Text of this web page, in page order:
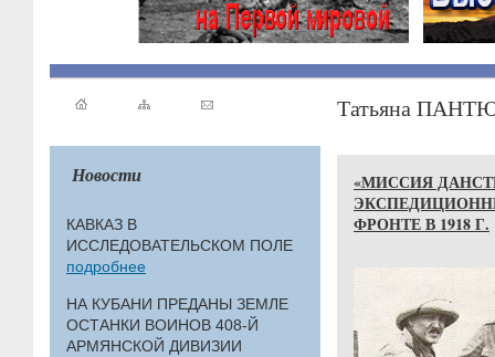
Новости
КАВКАЗ В
ИССЛЕДОВАТЕЛЬСКОМ ПОЛЕ
подробнее
НА КУБАНИ ПРЕДАНЫ ЗЕМЛЕ
ОСТАНКИ ВОИНОВ 408-Й
АРМЯНСКОЙ ДИВИЗИИ
Татьяна
«МИССИЯ
ФРОНТЕ В 1918 Г.